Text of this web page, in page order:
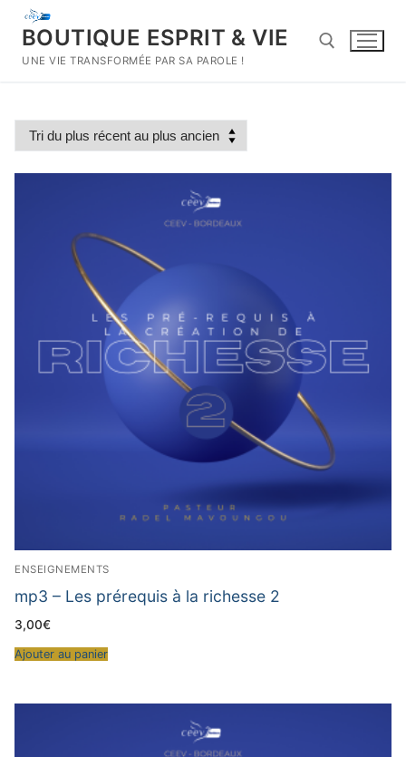
Aller
contenu
BOUTIQUE ESPRIT & VIE
UNE VIE TRANSFORMÉE PAR SA PAROLE !
ENSEIGNEMENTS
mp3 – Les prérequis à la richesse 2
3,00€
Ajouter au panier